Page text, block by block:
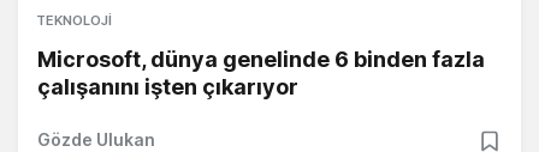
TEKNOLOJI
Microsoft, dünya genelinde 6 binden fazla
çalışanını işten çıkarıyor
Gözde Ulukan